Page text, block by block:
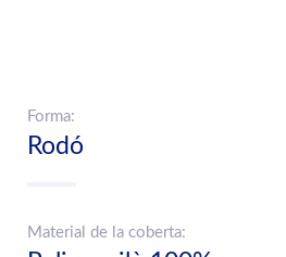
Forma:
Rodó
Material de la coberta: